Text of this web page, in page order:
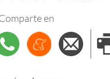
en
WhatsappMenéame